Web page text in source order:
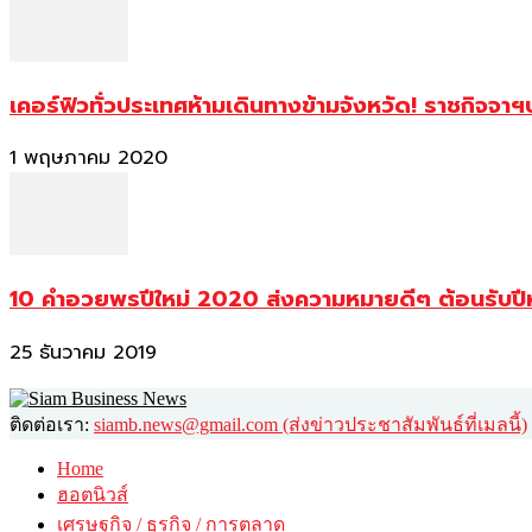
เคอร์ฟิวทั่วประเทศห้ามเดินทางข้ามจังหวัด! ราชกิจจา
1 พฤษภาคม 2020
10 คำอวยพรปีใหม่ 2020 ส่งความหมายดีๆ ต้อนรับ
25 ธันวาคม 2019
ติดต่อเรา: siamb.news@gmail.com (ส่งข่าวประชาสัมพันธ์ที่เมลนี้)
Home
ฮอตนิวส์
เศรษฐกิจ / ธุรกิจ / การตลาด